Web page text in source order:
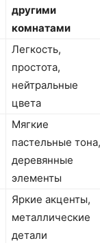
другими
комнатами
Легкость,
простота,
нейтральные
цвета
Мягкие
пастельные тона,
деревянные
элементы
Яркие акценты,
металлические
детали